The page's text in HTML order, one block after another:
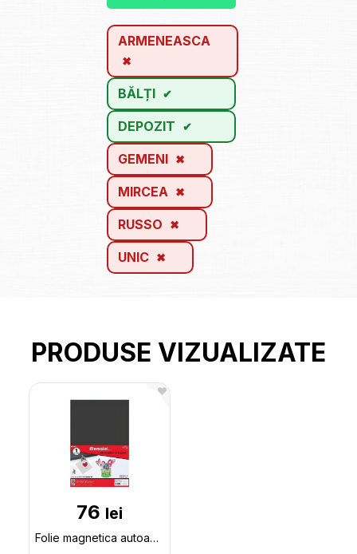
ARMENEASCA
BĂLȚI
DEPOZIT
GEMENI
MIRCEA
RUSSO
UNIC
PRODUSE VIZUALIZATE
76 lei
Folie magnetica autoadeziva A4 Memolel MG001